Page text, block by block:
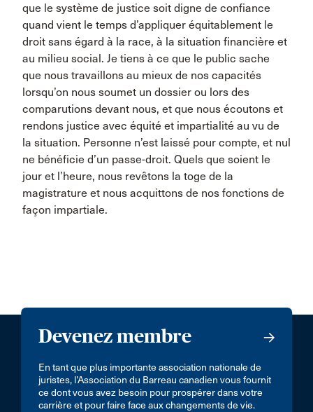
que le système de justice soit digne de confiance
quand vient le temps d’appliquer équitablement le
droit sans égard à la race, à la situation financière et
au milieu social. Je tiens à ce que le public sache
que nous travaillons au mieux de nos capacités
lorsqu’on nous soumet un dossier ou lors des
comparutions devant nous, et que nous écoutons et
rendons justice avec équité et impartialité au vu de
la situation. Personne n’est laissé pour compte, et nul
ne bénéficie d’un passe-droit. Quels que soient le
jour et l’heure, nous revêtons la toge de la
magistrature et nous acquittons de nos fonctions de
façon impartiale.
Devenez membre
En tant que plus importante association nationale de
juristes, l’Association du Barreau canadien vous fournit
ce dont vous avez besoin pour prospérer dans votre
carrière et pour faire face aux changements de vie.